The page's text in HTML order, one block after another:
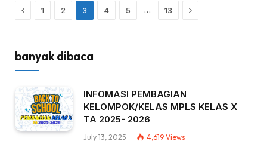
Previous
1 2 3 4 5 … 13 Next
banyak dibaca
INFOMASI PEMBAGIAN
KELOMPOK/KELAS MPLS KELAS X
TA 2025- 2026
July 13, 2025 4,619 Views